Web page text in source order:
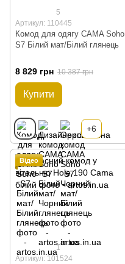
5
Артикул: 110445
Комод для одягу CAMA Soho
S7 Білий мат/Білий глянець
8 829 грн 10 387 грн
Купити
+6
Відео
1
Артикул: 101524